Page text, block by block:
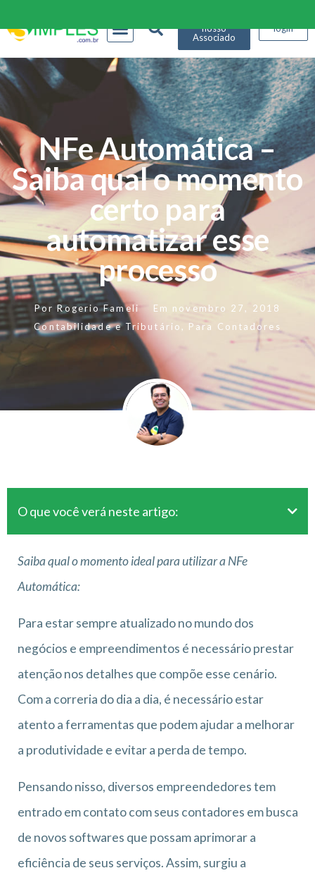
nosso
Associado
login
NFe Automática –
Saiba qual o momento
certo para
automatizar esse
processo
Por Rogerio Fameli Em novembro 27, 2018
Contabilidade e Tributário , Para Contadores
O que você verá neste artigo:
Saiba qual o momento ideal para utilizar a NFe
Automática:
Para estar sempre atualizado no mundo dos
negócios e empreendimentos é necessário prestar
atenção nos detalhes que compõe esse cenário.
Com a correria do dia a dia, é necessário estar
atento a ferramentas que podem ajudar a melhorar
a produtividade e evitar a perda de tempo.
Pensando nisso, diversos empreendedores tem
entrado em contato com seus contadores em busca
de novos softwares que possam aprimorar a
eficiência de seus serviços. Assim, surgiu a